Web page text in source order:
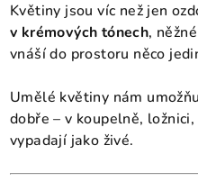
Květiny jsou víc než jen
v krémových tónech,
vnáší do prostoru něco
Umělé květiny nám
dobře – v koupelně,
vypadají jako živé.